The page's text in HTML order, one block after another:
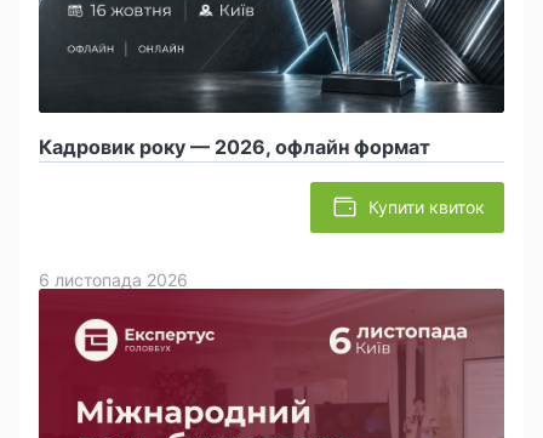
Кадровик року — 2026, офлайн формат
Купити квиток
6 листопада 2026